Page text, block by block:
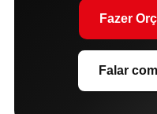
Fazer
Falar